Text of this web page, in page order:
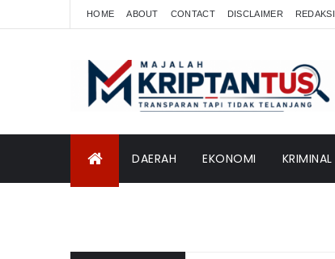
HOME ABOUT CONTACT DISCLAIMER REDAKSI
DAERAH EKONOMI KRIMINAL